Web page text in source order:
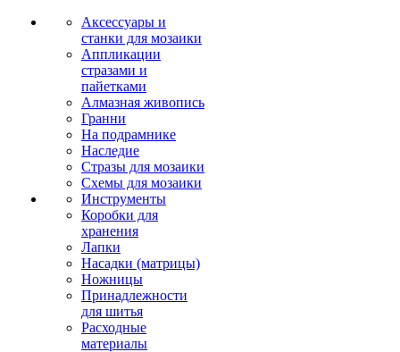
Аксессуары и
станки для мозаики
Аппликации
стразами и
пайетками
Алмазная живопись
Гранни
На подрамнике
Наследие
Стразы для мозаики
Схемы для мозаики
Инструменты
Коробки для
хранения
Лапки
Насадки (матрицы)
Ножницы
Принадлежности
для шитья
Расходные
материалы